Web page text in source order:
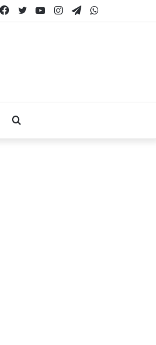
Telegram
Instagram
YouTube
Twitter
Facebook